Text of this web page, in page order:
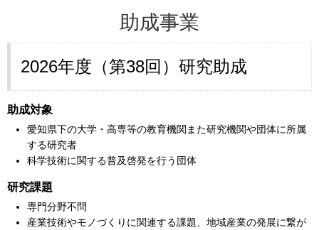
助成事業
2026年度（第38回）研究助成
助成対象
愛知県下の大学・高専等の教育機関また研究機関や団体に所属
する研究者
科学技術に関する普及啓発を行う団体
研究課題
専門分野不問
産業技術やモノづくりに関連する課題、地域産業の発展に繋が